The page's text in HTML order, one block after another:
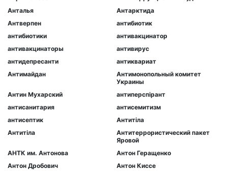
Анталья
Антарктида
Антверпен
антибиотик
антибиотики
антивакцинатор
антивакцинаторы
антивирус
антидепресанти
антиквариат
Антимайдан
Антимонопольный комитет
Украины
Антин Мухарский
антиперспірант
антисанитария
антисемитизм
антисептик
Антитіла
Антитіла
Антитеррористический пакет
Яровой
АНТК им. Антонова
Антон Геращенко
Антон Дробович
Антон Киссе